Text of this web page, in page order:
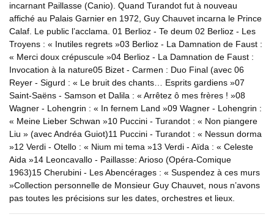
incarnant Paillasse (Canio). Quand Turandot fut à nouveau
affiché au Palais Garnier en 1972, Guy Chauvet incarna le Prince
Calaf. Le public l’acclama. 01 Berlioz - Te deum 02 Berlioz - Les
Troyens : « Inutiles regrets »03 Berlioz - La Damnation de Faust :
« Merci doux crépuscule »04 Berlioz - La Damnation de Faust :
Invocation à la nature05 Bizet - Carmen : Duo Final (avec 06
Reyer - Sigurd : « Le bruit des chants… Esprits gardiens »07
Saint-Saëns - Samson et Dalila : « Arrêtez ô mes frères ! »08
Wagner - Lohengrin : « In fernem Land »09 Wagner - Lohengrin :
« Meine Lieber Schwan »10 Puccini - Turandot : « Non piangere
Liu » (avec Andréa Guiot)11 Puccini - Turandot : « Nessun dorma
»12 Verdi - Otello : « Nium mi tema »13 Verdi - Aïda : « Celeste
Aida »14 Leoncavallo - Paillasse: Arioso (Opéra-Comique
1963)15 Cherubini - Les Abencérages : « Suspendez à ces murs
»Collection personnelle de Monsieur Guy Chauvet, nous n’avons
pas toutes les précisions sur les dates, orchestres et lieux.